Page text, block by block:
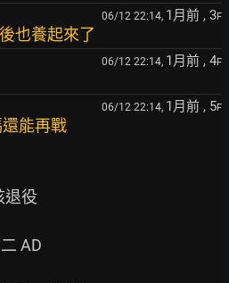
06/12 22:14, 1月前 , 3F
也養起來了
06/12 22:14, 1月前 , 4F
06/12 22:14, 1月前 , 5F
能再戰
退役
AD